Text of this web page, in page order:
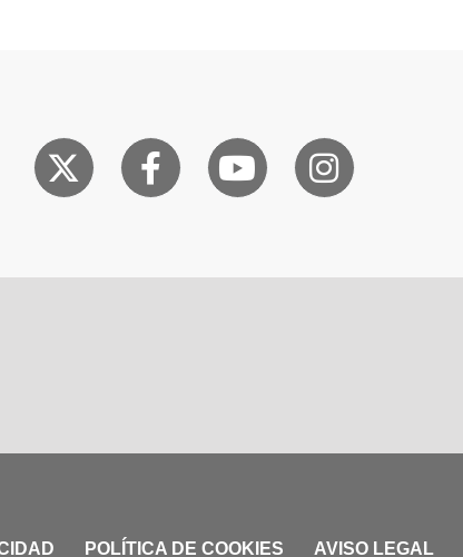
POLÍTICA DE COOKIES AVISO LEGAL